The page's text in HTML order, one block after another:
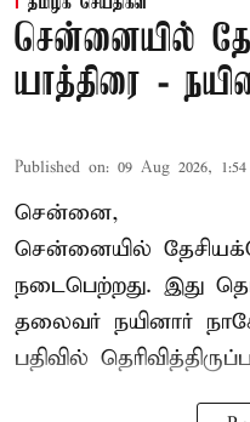
சென்னையில்
யாத்திரை -
Published on: 09 Aug 2026,
சென்னை,
சென்னையில்
நடைபெற்றது. இது
தலைவர் நயினார்
பதிவில்